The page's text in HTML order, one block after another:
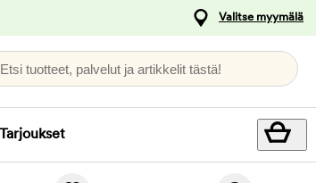
Valitse myymälä
Etsi tuotteet, palvelut ja artikkelit tästä!
Tarjoukset